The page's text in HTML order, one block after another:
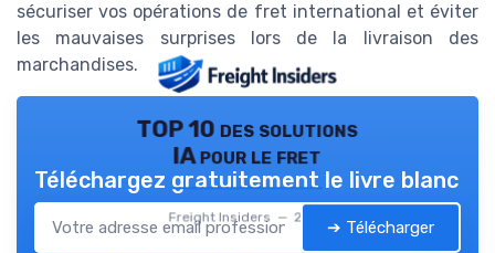
sécuriser vos opérations de fret international et éviter
les mauvaises surprises lors de la livraison des
marchandises.
TOP 10 des solutions
IA pour le fret
Freight Insiders — 2026
Téléchargez gratuitement le livre blanc
➔ Télécharger